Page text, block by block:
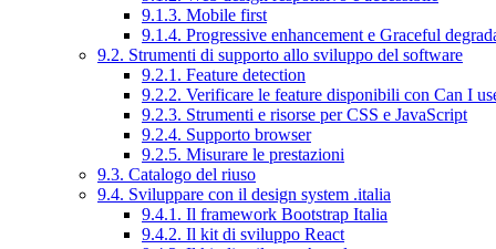
9.1.3. Mobile first
9.1.4. Progressive enhancement e Graceful
9.2. Strumenti di supporto allo sviluppo del software
9.2.1. Feature detection
9.2.2. Verificare le feature disponibili con Can I
9.2.3. Strumenti e risorse per CSS e JavaScript
9.2.4. Supporto browser
9.2.5. Misurare le prestazioni
9.3. Catalogo del riuso
9.4. Sviluppare con il design system .italia
9.4.1. Il framework Bootstrap Italia
9.4.2. Il kit di sviluppo React